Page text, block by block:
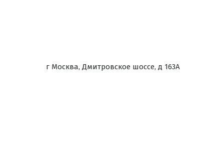
г Москва, Дмитровское шоссе, д 163А